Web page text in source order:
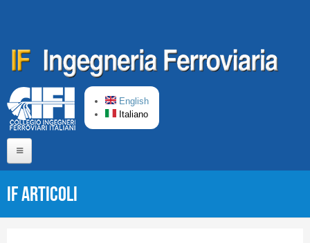
English
Italiano
IF Articoli